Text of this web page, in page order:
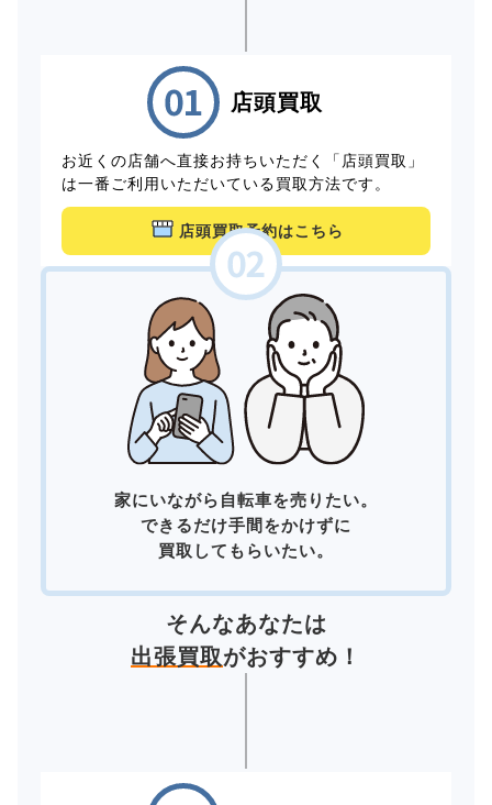
店頭買取
お近くの店舗へ直接お持ちいただく「店頭買取」
は一番ご利用いただいている買取方法です。
店頭買取予約はこちら
家にいながら自転車を売りたい。
できるだけ手間をかけずに
買取してもらいたい。
そんなあなたは
出張買取がおすすめ！